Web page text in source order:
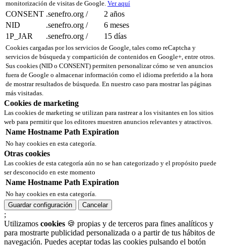
monitorización de visitas de Google. Ver aquí
CONSENT .senefro.org /
2 años
NID
.senefro.org /
6 meses
1P_JAR
.senefro.org / 15 días
Cookies cargadas por los servicios de Google, tales como reCaptcha y
servicios de búsqueda y compartición de contenidos en Google+, entre otros.
Sus cookies (NID o CONSENT) permiten personalizar cómo se ven anuncios
fuera de Google o almacenar información como el idioma preferido a la hora
de mostrar resultados de búsqueda. En nuestro caso para mostrar las páginas
más visitadas.
Cookies de marketing
Las cookies de marketing se utilizan para rastrear a los visitantes en los sitios
web para permitir que los editores muestren anuncios relevantes y atractivos.
Name Hostname Path Expiration
No hay cookies en esta categoría.
Otras cookies
Las cookies de esta categoría aún no se han categorizado y el propósito puede
ser desconocido en este momento
Name Hostname Path Expiration
No hay cookies en esta categoría.
Guardar configuración
Cancelar
;
Utilizamos cookies 🍪 propias y de terceros para fines analíticos y
para mostrarte publicidad personalizada o a partir de tus hábitos de
navegación. Puedes aceptar todas las cookies pulsando el botón